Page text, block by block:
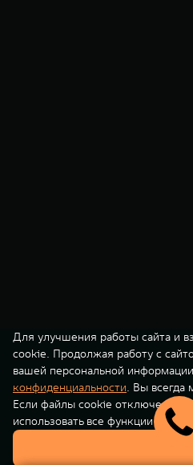
Для улучшения работы сайта и
cookie. Продолжая работу с
вашей персональной
конфиденциальности. Вы всегда
Если файлы cookie отключены,
использовать все функции